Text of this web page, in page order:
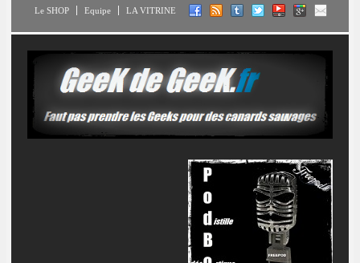
Le SHOP Equipe LA VITRINE